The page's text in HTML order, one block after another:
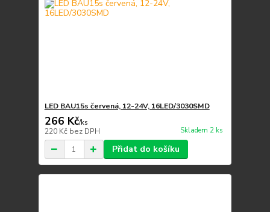
LED BAU15s červená, 12-24V, 16LED/3030SMD
266 Kč/ks
220 Kč bez DPH Skladem 2 ks
Přidat do košíku